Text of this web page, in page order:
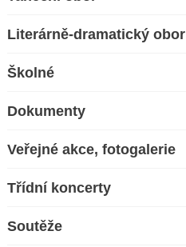
Literárně-dramatický obor
Školné
Dokumenty
Veřejné akce, fotogalerie
Třídní koncerty
Soutěže